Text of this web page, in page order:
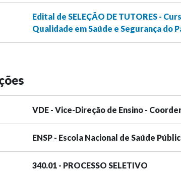
Edital de SELEÇÃO DE TUTORES -
Qualidade em Saúde e Segurança do
VDE - Vice-Direção de Ensino -
ENSP - Escola Nacional de Saúde
340.01 - PROCESSO SELETIVO